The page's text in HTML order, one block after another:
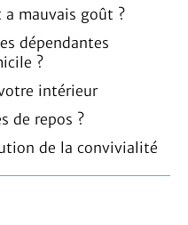
a mauvais goût ?
dépendantes
?
intérieur
de repos ?
de la convivialité